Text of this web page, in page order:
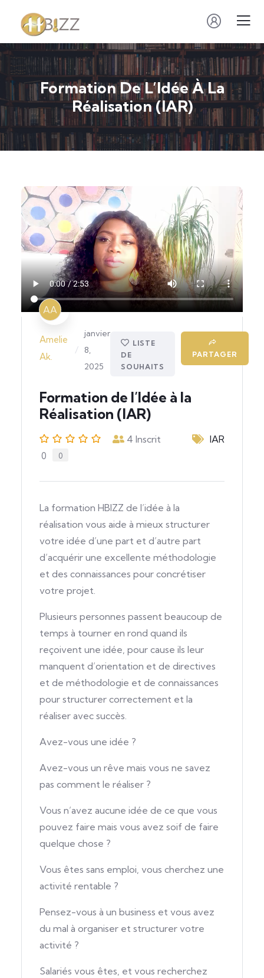
Formation De L’Idée À La
Réalisation (IAR)
AA
Amelie
Ak.
/
janvier
8,
2025
LISTE
DE
SOUHAITS
PARTAGER
Formation de l’Idée à la
Réalisation (IAR)
0 0
4 Inscrit IAR
La formation HBIZZ de l’idée à la
réalisation vous aide à mieux structurer
votre idée d’une part et d’autre part
d’acquérir une excellente méthodologie
et des connaissances pour concrétiser
votre projet.
Plusieurs personnes passent beaucoup de
temps à tourner en rond quand ils
reçoivent une idée, pour cause ils leur
manquent d’orientation et de directives
et de méthodologie et de connaissances
pour structurer correctement et la
réaliser avec succès.
Avez-vous une idée ?
Avez-vous un rêve mais vous ne savez
pas comment le réaliser ?
Vous n’avez aucune idée de ce que vous
pouvez faire mais vous avez soif de faire
quelque chose ?
Vous êtes sans emploi, vous cherchez une
activité rentable ?
Pensez-vous à un business et vous avez
du mal à organiser et structurer votre
activité ?
Salariés vous êtes, et vous recherchez